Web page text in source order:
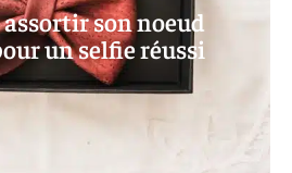
son noeud
un selfie réussi